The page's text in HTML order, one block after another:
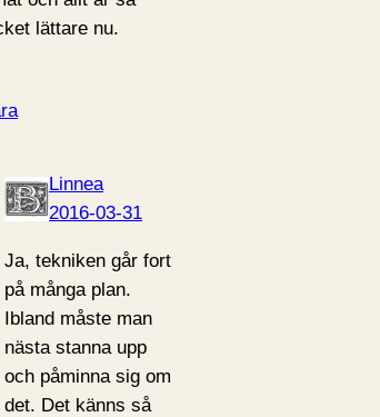
lättare nu.
Linnea
2016-03-31
Ja, tekniken går fort
på många plan.
Ibland måste man
nästa stanna upp
och påminna sig om
det. Det känns så